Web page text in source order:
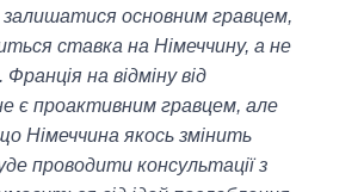
залишатися основним гравцем,
ставка на Німеччину, а не
на відміну від
є проактивним гравцем, але
Німеччина якось змінить
проводити консультації з